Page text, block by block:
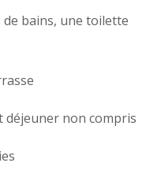
de bains, une toilette
déjeuner non compris